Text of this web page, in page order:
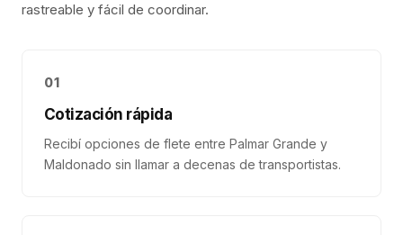
rastreable y fácil de coordinar.
01
Cotización rápida
Recibí opciones de flete entre Palmar Grande y
Maldonado sin llamar a decenas de transportistas.